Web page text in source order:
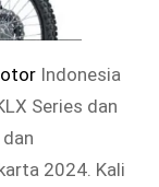
Indonesia
Series dan
2024. Kali